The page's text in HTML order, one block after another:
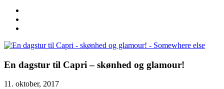
En dagstur til Capri – skønhed og glamour!
11. oktober, 2017